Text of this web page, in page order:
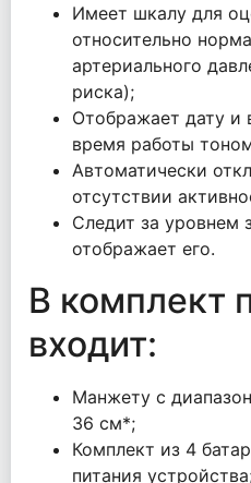
Имеет шкалу для
относительно
артериального
риска);
Отображает дату и
время работы
Автоматически
отсутствии
Следит за уровнем
отображает его.
В комплект
входит:
Манжету с
36 см*;
Комплект из 4
питания